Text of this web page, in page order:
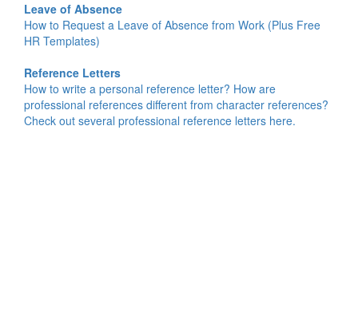
Leave of Absence
How to Request a Leave of Absence from Work (Plus Free
HR Templates)
Reference Letters
How to write a personal reference letter? How are
professional references different from character references?
Check out several professional reference letters here.